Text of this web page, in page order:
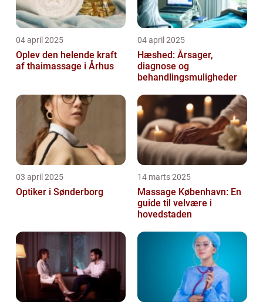
04 april 2025
Oplev den helende kraft
af thaimassage i Århus
04 april 2025
Hæshed: Årsager,
diagnose og
behandlingsmuligheder
03 april 2025
Optiker i Sønderborg
14 marts 2025
Massage København: En
guide til velvære i
hovedstaden